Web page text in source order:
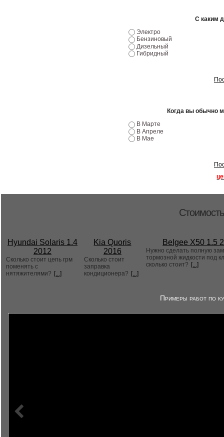
С каким
Электро
Бензиновый
Дизельный
Гибридный
Когда вы обычно
В Марте
В Апреле
В Мае
Hyundai Solaris 1.4
2012
Сколько стоит цепь грм
поменять с
нятяжителями? [...]
Kia Quoris
2016
Сколько стоит
заправка
кондиционера? [...]
Belgee X50 1.5
Нужно сделать полную
тормозной жидкости под
сколько стоит? [...]
Примеры работ по